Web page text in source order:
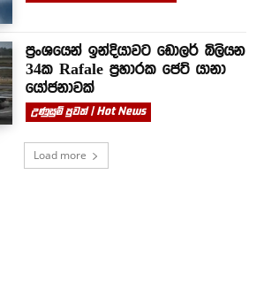
ප්‍රංශයෙන් ඉන්දියාවට ඩොලර් බිලියන
34ක Rafale ප්‍රහාරක ජෙට් යානා
යෝජනාවක්
උණුසුම් පුවත් | Hot News
Load more